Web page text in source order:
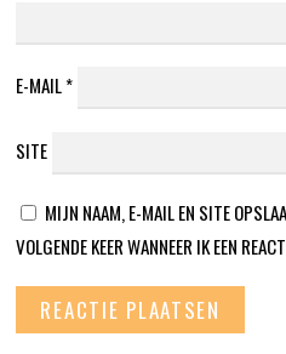
E-MAIL*
SITE
MIJN NAAM, E-MAIL EN SITE
VOLGENDE KEER WANNEER IK EEN